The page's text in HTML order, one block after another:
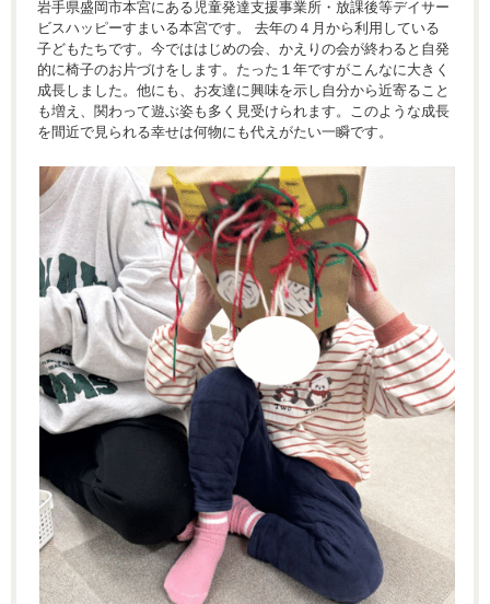
岩手県盛岡市本宮にある児童発達支援事業所・放課後等デイサー
ビスハッピーすまいる本宮です。 去年の４月から利用している
子どもたちです。今でははじめの会、かえりの会が終わると自発
的に椅子のお片づけをします。たった１年ですがこんなに大きく
成長しました。他にも、お友達に興味を示し自分から近寄ること
も増え、関わって遊ぶ姿も多く見受けられます。このような成長
を間近で見られる幸せは何物にも代えがたい一瞬です。